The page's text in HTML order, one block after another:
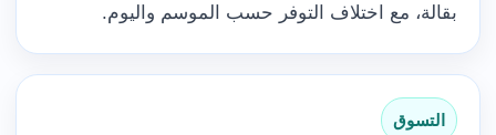
بقالة، مع اختلاف التوفر حسب الموسم واليوم.
التسوق